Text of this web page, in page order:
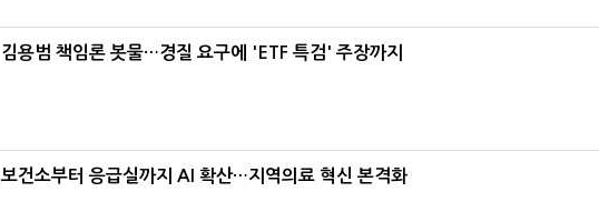
김용범 책임론 봇물…경질 요구에 'ETF 특검' 주장까지
보건소부터 응급실까지 AI 확산…지역의료 혁신 본격화